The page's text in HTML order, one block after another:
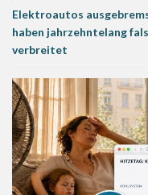
Elektroautos
haben jahrzehntelang
verbreitet